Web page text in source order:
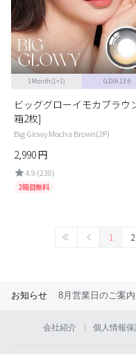
1Month(1+1) G.DIA 13.6
ビッググローイモカブラウ
箱2枚]
Big Glowy Mocha Brown(2P)
2,990円
4.9 (230)
2箱目無料
1 2
お知らせ 8月営業日のご案内
会社紹介 個人情報